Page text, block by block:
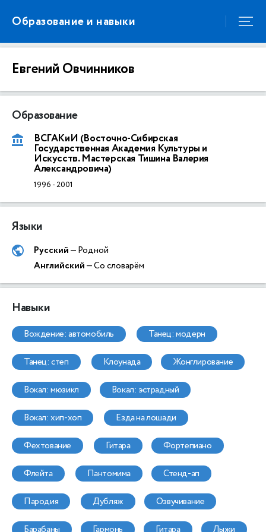
Образование и навыки
Евгений Овчинников
Образование
ВСГАКиИ (Восточно-Сибирская
Государственная Академия Культуры и
Искусств. Мастерская Тишина Валерия
Александровича)
1996 -2001
Языки
Русский— Родной
Английский— Со словарём
Навыки
вождение: автомобиль танец: модерн
танец: степ клоунада жонглирование
вокал: мюзикл вокал: эстрадный
вокал: хип-хоп езда на лошади
фехтование гитара фортепиано
флейта пантомима стенд-ап
пародия дубляж озвучивание
барабаны гармонь гитара лыжи